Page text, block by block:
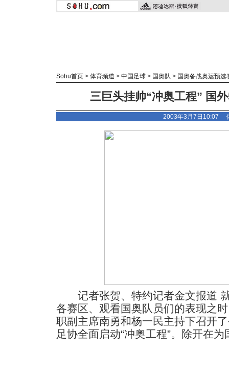
Sohu首页 > 体育频道 > 中国足球 > 国奥队 > 国奥备战奥运预选
三巨头挂帅“冲奥工程” 国
2003年3月7日10:07
记者张贺、特约记者金文报道
各赛区、观看国奥队员们的表现之
职副主席南勇和杨一民主持下召开
足协全面启动“冲奥工程”。 除开在为